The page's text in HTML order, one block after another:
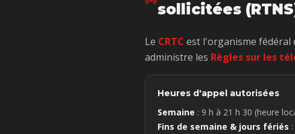
sollicitées
Le CRTC est l'organisme fédéral
administre les Règles sur les
Heures d'appel autorisées
Semaine : 9 h à 21 h 30 (heure
Fins de semaine & jours fériés